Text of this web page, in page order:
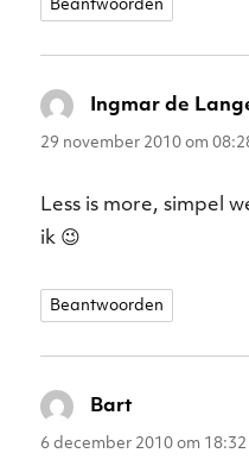
Beantwoorden
Ingmar de
29 november 2010 om
Less is more, simpel
ik 😉
Beantwoorden
Bart
6 december 2010 om 18:32